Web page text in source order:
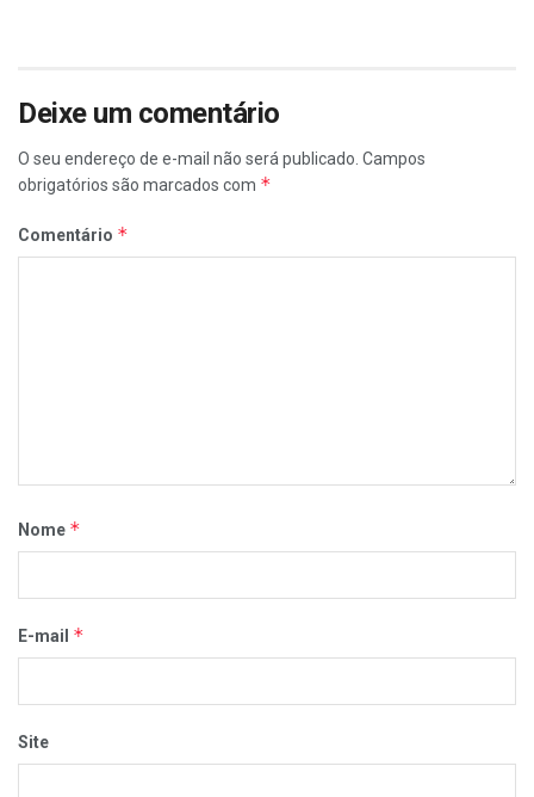
Deixe um comentário
O seu endereço de e-mail não será publicado. Campos
obrigatórios são marcados com *
Comentário *
Nome *
E-mail *
Site